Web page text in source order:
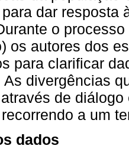
dar resposta
o
os autores dos
para clarificar
divergências
de
a um
dados